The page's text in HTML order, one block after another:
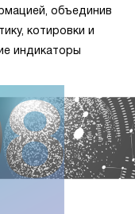
объединив
котировки и
индикаторы